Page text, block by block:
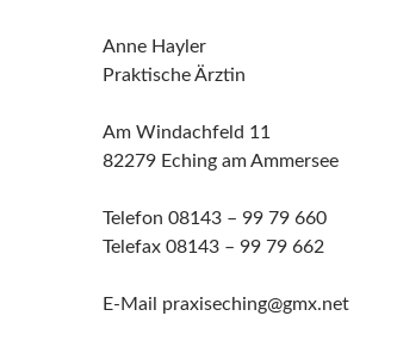
Anne Hayler
Praktische Ärztin
Am Windachfeld 11
82279 Eching am Ammersee
Telefon 08143 – 99 79 660
Telefax 08143 – 99 79 662
E-Mail praxiseching@gmx.net